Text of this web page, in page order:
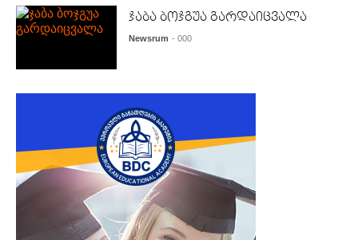
ჯაბა ბოჯგუა გარდაიცვალა
Newsrum - 000